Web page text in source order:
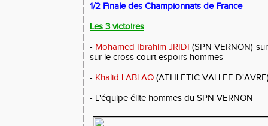
1/2 Finale des Championnats de France
Les 3 victoires
- Mohamed Ibrahim JRIDI (SPN VERNON)
sur le cross court espoirs hommes
- Khalid LABLAQ (ATHLETIC VALLEE
- L'équipe élite hommes du SPN VERNON